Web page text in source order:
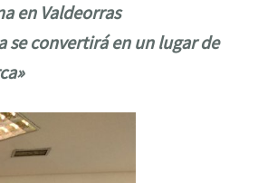
en Valdeorras
se convertirá en un lugar de